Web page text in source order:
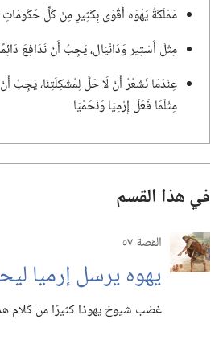
مَمْلَكَةُ يَهْوَه أَقْوَى بِكَثِيرٍ مِنْ كُلِّ حُكُومَاتِ
مِثْلَ أَسْتِير وَدَانْيَال،‏ يَجِبُ أَنْ نُدَافِعَ
عِنْدَمَا نَشْعُرُ أَنْ لَا حَلَّ لِمُشْكِلَتِنَا،‏ يَجِبُ
مِثْلَمَا فَعَلَ إِرْمِيَا وَنَحَمْيَا
في هذا القسم
القصة ٥٧
يهوه يرسل إرميا
غضب شيوخ يهوذا كثيرًا من كلام